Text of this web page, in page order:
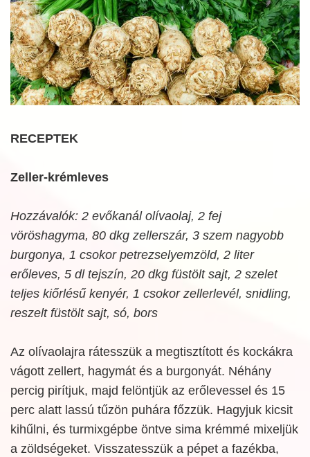
RECEPTEK
Zeller-krémleves
Hozzávalók: 2 evőkanál olívaolaj, 2 fej
vöröshagyma, 80 dkg zellerszár, 3 szem nagyobb
burgonya, 1 csokor petrezselyemzöld, 2 liter
erőleves, 5 dl tejszín, 20 dkg füstölt sajt, 2 szelet
teljes kiőrlésű kenyér, 1 csokor zellerlevél, snidling,
reszelt füstölt sajt, só, bors
Az olívaolajra rátesszük a megtisztított és kockákra
vágott zellert, hagymát és a burgonyát. Néhány
percig pirítjuk, majd felöntjük az erőlevessel és 15
perc alatt lassú tűzön puhára főzzük. Hagyjuk kicsit
kihűlni, és turmixgépbe öntve sima krémmé mixeljük
a zöldségeket. Visszatesszük a pépet a fazékba,